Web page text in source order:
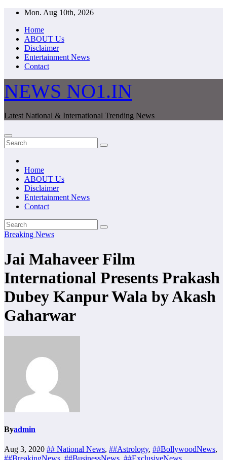
Skip
content
Mon. Aug 10th, 2026
Home
ABOUT Us
Disclaimer
Entertainment News
Contact
NEWS NO1.IN
Latest National & International Trending News
Home
ABOUT Us
Disclaimer
Entertainment News
Contact
Breaking News
Jai Mahaveer Film
International Presents Prakash
Dubey Kanpur Wala by Akash
Gaharwar
Byadmin
Aug 3, 2020 ## National News, ##Astrology, ##BollywoodNews,